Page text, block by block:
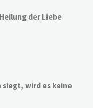
der Liebe
siegt, wird es keine